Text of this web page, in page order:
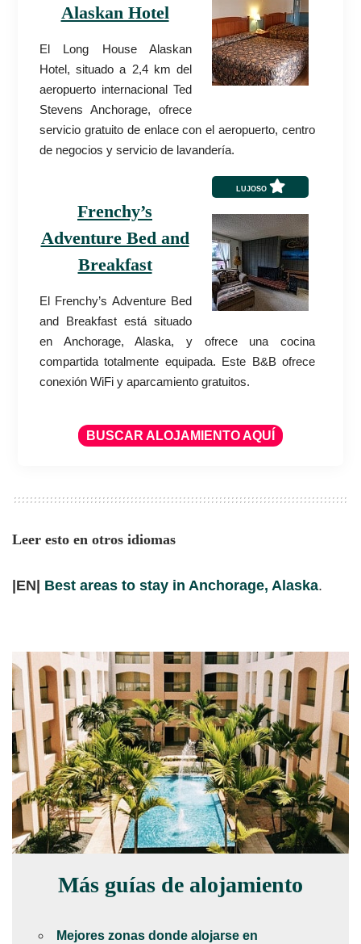
Alaskan Hotel
El Long House Alaskan
Hotel, situado a 2,4 km del
aeropuerto internacional Ted
Stevens Anchorage, ofrece
servicio gratuito de enlace con el aeropuerto, centro
de negocios y servicio de lavandería.
LUJOSO
Frenchy’s
Adventure Bed and
Breakfast
El Frenchy’s Adventure Bed
and Breakfast está situado
en Anchorage, Alaska, y ofrece una cocina
compartida totalmente equipada. Este B&B ofrece
conexión WiFi y aparcamiento gratuitos.
BUSCAR ALOJAMIENTO AQUÍ
Leer esto en otros idiomas
|EN| Best areas to stay in Anchorage, Alaska.
Más guías de alojamiento
Mejores zonas donde alojarse en